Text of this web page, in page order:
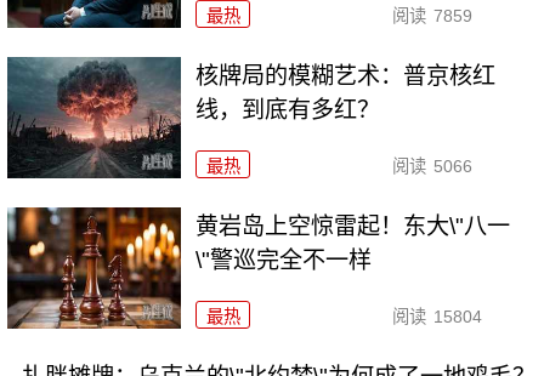
最热 阅读 7859
核牌局的模糊艺术：普京核红
线，到底有多红？
最热 阅读 5066
黄岩岛上空惊雷起！东大\"八一
\"警巡完全不一样
最热 阅读 15804